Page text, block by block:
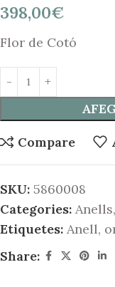
398,00€
Flor de Cotó
Compare
SKU: 5860008
Categories: Anells,
Etiquetes: Anell,
Share: